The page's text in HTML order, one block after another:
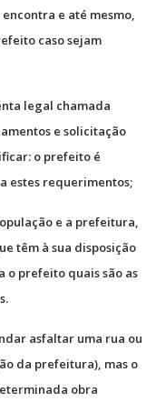
e até mesmo,
caso sejam
legal chamada
e solicitação
o prefeito é
estes requerimentos;
e a prefeitura,
têm à sua disposição
o prefeito quais são as
asfaltar uma rua ou
da prefeitura), mas o
obra